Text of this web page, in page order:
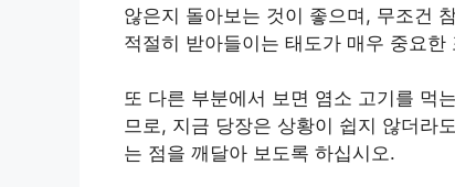
않은지 돌아보는 것이 좋으며, 무조건
적절히 받아들이는 태도가 매우 중요한
또 다른 부분에서 보면 염소 고기를 먹
므로, 지금 당장은 상황이 쉽지 않더라
는 점을 깨달아 보도록 하십시오.